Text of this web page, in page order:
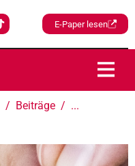
E-Paper lesen
Beiträge
...